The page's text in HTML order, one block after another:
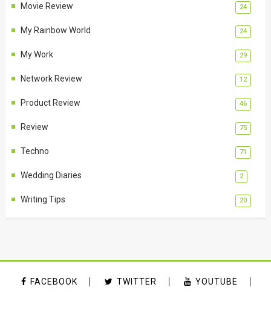
Movie Review 24
My Rainbow World 24
My Work 29
Network Review 12
Product Review 46
Review 75
Techno 71
Wedding Diaries 2
Writing Tips 20
FACEBOOK TWITTER YOUTUBE